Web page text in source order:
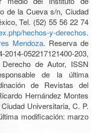
de la Cueva s/n, Ciudad
Tel. (52) 55 56 22 74
hechos-y-derechos.
Mendoza. Reserva de
052217121400-203,
de Autor, ISSN
de la última
de Revistas del
Hernández Montes
Universitaria, C. P.
modificación: marzo